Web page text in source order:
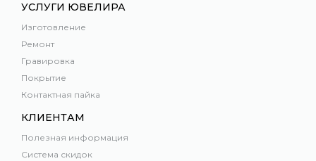
УСЛУГИ ЮВЕЛИРА
Изготовление
Ремонт
Гравировка
Покрытие
Контактная пайка
КЛИЕНТАМ
Полезная информация
Система скидок